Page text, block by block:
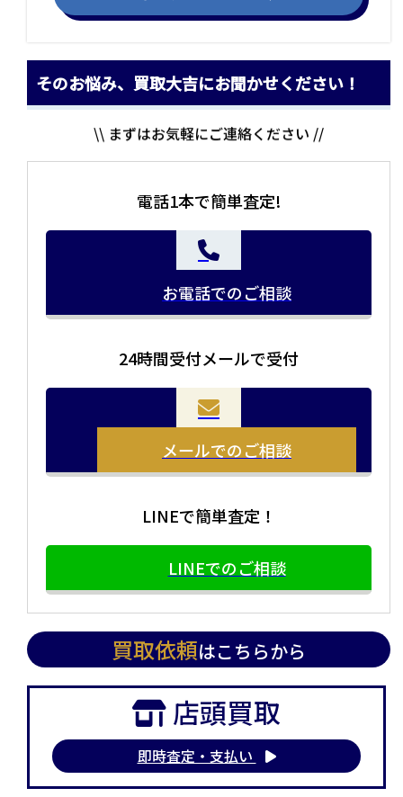
お品物をつめて送るだけで査定が可能です。時間が無い
方や、荷物が多い方へオススメです。
当店の査定員がご自宅に伺いその場で査定を致します。
まとめて売りたい！価値がわからなく売れるかわからな
そのお悩み、買取大吉にお聞かせください！
\\ まずはお気軽にご連絡ください //
電話1本で簡単査定!
お電話でのご相談
24時間受付メールで受付
メールでのご相談
LINEで簡単査定！
LINEでのご相談
買取依頼はこちらから
店頭買取
即時査定・支払い